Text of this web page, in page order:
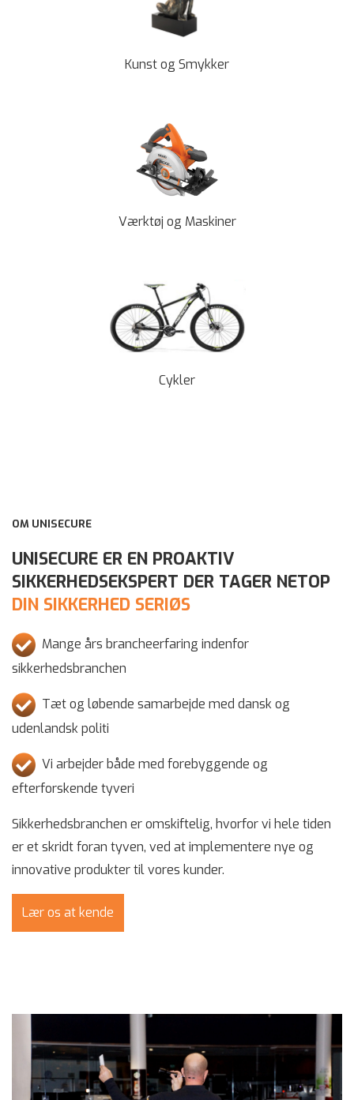
Kunst og Smykker
Værktøj og Maskiner
Cykler
OM UNISECURE
UNISECURE ER EN PROAKTIV
SIKKERHEDSEKSPERT DER TAGER NETOP
DIN SIKKERHED SERIØS
Mange års brancheerfaring indenfor
sikkerhedsbranchen
Tæt og løbende samarbejde med dansk og
udenlandsk politi
Vi arbejder både med forebyggende og
efterforskende tyveri
Sikkerhedsbranchen er omskiftelig, hvorfor vi hele tiden
er et skridt foran tyven, ved at implementere nye og
innovative produkter til vores kunder.
Lær os at kende